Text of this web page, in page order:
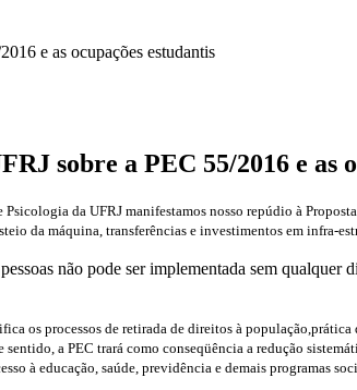
e as ocupações estudantis
sobre a PEC 55/2016 e as
Psicologia da UFRJ manifestamos nosso repúdio à
da máquina, transferências e investimentos em infra-
não pode ser implementada sem qualquer
os processos de retirada de direitos à
a PEC trará como conseqüência a redução
à educação, saúde, previdência e demais programas